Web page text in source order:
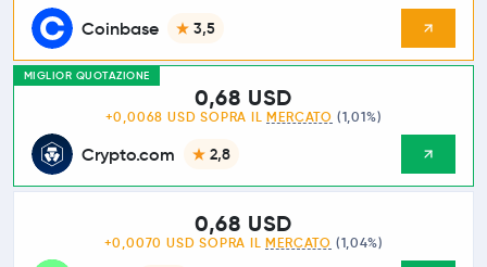
Coinbase 3,5
MIGLIOR QUOTAZIONE
Crypto.com 2,8
0,68 USD
+0,0068 USD SOPRA IL MERCATO (1,01%)
0,68 USD
+0,0070 USD SOPRA IL MERCATO (1,04%)